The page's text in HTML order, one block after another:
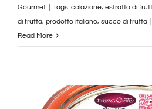
Gourmet Tags: colazione, estratto di
di frutta, prodotto italiano, succo di frutta
Read More